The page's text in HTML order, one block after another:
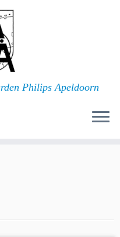
Philips Apeldoorn